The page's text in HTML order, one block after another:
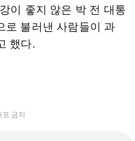
이 좋지 않은 박 전 대통
로 불러낸 사람들이 과
했다.
금지